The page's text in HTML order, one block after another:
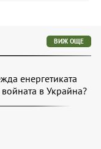
ВИЖ ОЩЕ
енергетиката
в Украйна?